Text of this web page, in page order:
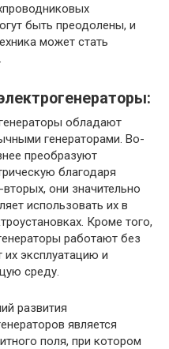
быть преодолены, и
может стать
обладают
генераторами. Во-
преобразуют
благодаря
они значительно
использовать их в
Кроме того,
работают без
эксплуатацию и
среду.
развития
является
поля, при котором